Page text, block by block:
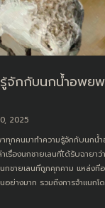
จักกับนกน้ำอพย
2025
ทุกคนมาทำความรู้จักกับนก
าเรื่องนกชายเลนที่ได้รับฉายา
ชายเลนที่ถูกคุกคาม แหล่งที่
อย่างมาก รวมถึงการจำแนก